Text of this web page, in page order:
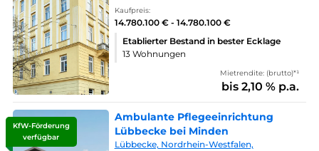
Kaufpreis:
14.780.100 € - 14.780.100 €
Etablierter Bestand in bester Ecklage
13 Wohnungen
Mietrendite: (brutto)*¹
bis 2,10 % p.a.
KfW-Förderung
verfügbar
Ambulante Pflegeeinrichtung
Lübbecke bei Minden
Lübbecke, Nordrhein-Westfalen,